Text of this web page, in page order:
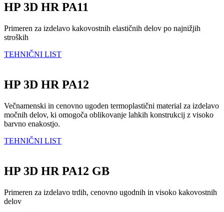
HP 3D HR PA11
Primeren za izdelavo kakovostnih elastičnih delov po najnižjih
stroških
TEHNIČNI LIST
HP 3D HR PA12
Večnamenski in cenovno ugoden termoplastični material za izdelavo
močnih delov, ki omogoča oblikovanje lahkih konstrukcij z visoko
barvno enakostjo.
TEHNIČNI LIST
HP 3D HR PA12 GB
Primeren za izdelavo trdih, cenovno ugodnih in visoko kakovostnih
delov